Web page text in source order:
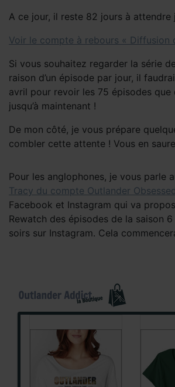
A ce jour, il reste 82 jours à attendre
Voir le compte à rebours « Diffusion
Si vous souhaitez regarder la série
raison d’un épisode par jour, il
avril pour revoir les 75 épisodes que
jusqu’à maintenant !
De mon côté, je vous prépare
combler cette attente ! Vous en
Pour les anglophones, je vous parle
Tracy du compte Outlander Obsessed
Facebook et Instagram qui va
Rewatch des épisodes de la saison
soirs sur Instagram. Cela